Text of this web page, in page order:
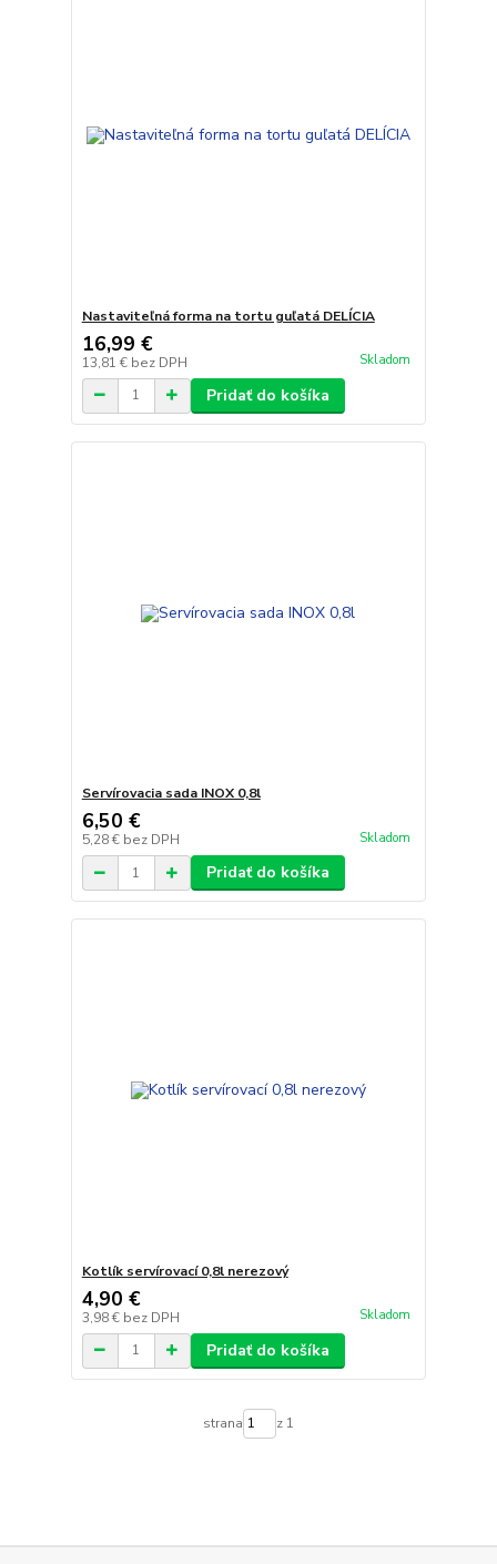
Nastaviteľná forma na tortu guľatá DELÍCIA
16,99 €
13,81 € bez DPH Skladom
Pridať do košíka
Servírovacia sada INOX 0,8l
6,50 €
5,28 € bez DPH Skladom
Pridať do košíka
Kotlík servírovací 0,8l nerezový
4,90 €
3,98 € bez DPH Skladom
Pridať do košíka
strana z 1